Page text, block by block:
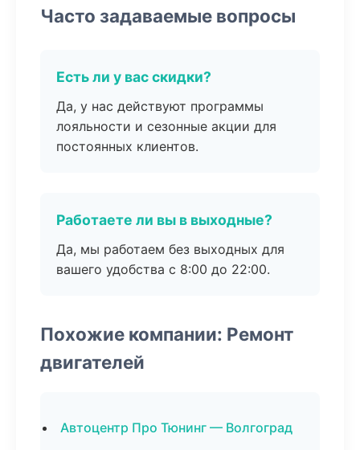
Часто задаваемые вопросы
Есть ли у вас скидки?
Да, у нас действуют программы
лояльности и сезонные акции для
постоянных клиентов.
Работаете ли вы в выходные?
Да, мы работаем без выходных для
вашего удобства с 8:00 до 22:00.
Похожие компании: Ремонт
двигателей
Автоцентр Про Тюнинг — Волгоград